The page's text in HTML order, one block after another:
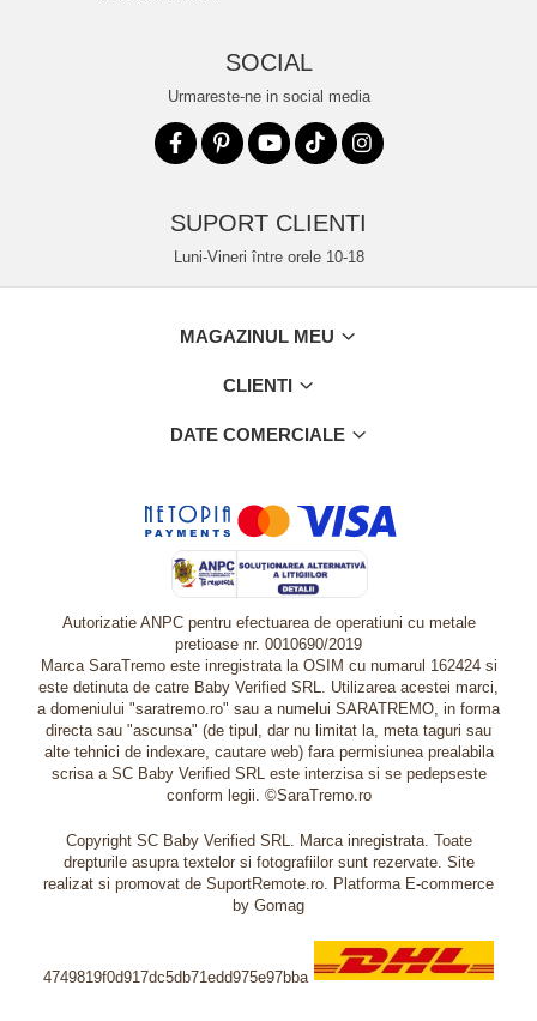
SOCIAL
Urmareste-ne in social media
SUPORT CLIENTI
Luni-Vineri între orele 10-18
MAGAZINUL MEU
CLIENTI
DATE COMERCIALE
Autorizatie ANPC pentru efectuarea de operatiuni cu metale
pretioase nr. 0010690/2019
Marca SaraTremo este inregistrata la OSIM cu numarul 162424 si
este detinuta de catre Baby Verified SRL. Utilizarea acestei marci,
a domeniului "saratremo.ro" sau a numelui SARATREMO, in forma
directa sau "ascunsa" (de tipul, dar nu limitat la, meta taguri sau
alte tehnici de indexare, cautare web) fara permisiunea prealabila
scrisa a SC Baby Verified SRL este interzisa si se pedepseste
conform legii. ©SaraTremo.ro
Copyright SC Baby Verified SRL. Marca inregistrata. Toate
drepturile asupra textelor si fotografiilor sunt rezervate. Site
realizat si promovat de SuportRemote.ro. Platforma E-commerce
by Gomag
4749819f0d917dc5db71edd975e97bba